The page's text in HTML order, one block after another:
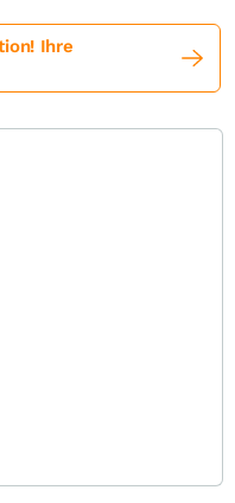
Ihre